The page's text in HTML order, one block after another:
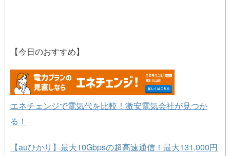
【今日のおすすめ】
エネチェンジで電気代を比較！激安電気会社が見つか
る！
【auひかり】最大10Gbpsの超高速通信！最大131,000円